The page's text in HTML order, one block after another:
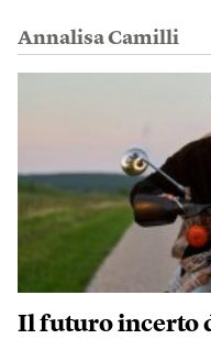
Annalisa Camilli
Il futuro incerto